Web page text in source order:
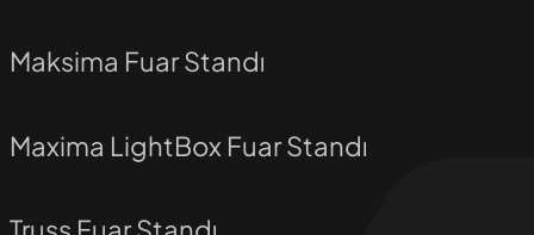
Maksima Fuar Standı
Maxima LightBox Fuar Standı